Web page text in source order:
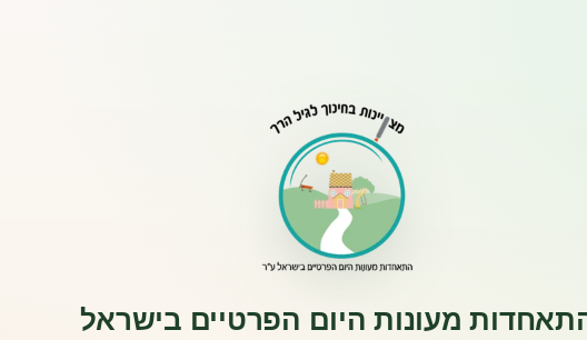
מעונות היום הפרטיים בישראל